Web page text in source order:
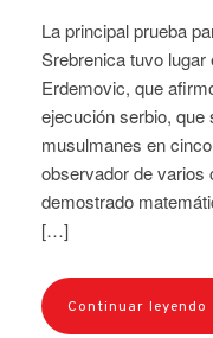
La principal prueba
Srebrenica tuvo
Erdemovic, que
ejecución serbio, que
musulmanes en
observador de varios
demostrado
[…]
Continuar leyendo